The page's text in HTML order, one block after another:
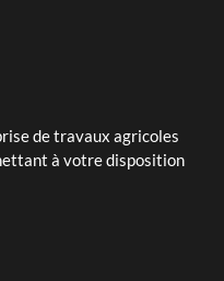
de travaux agricoles
à votre disposition
Dewulf Certa 40